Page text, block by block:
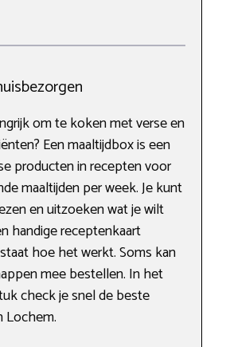
om te koken met verse en
Een maaltijdbox is een
producten in recepten voor
maaltijden per week. Je kunt
en uitzoeken wat je wilt
handige receptenkaart
hoe het werkt. Soms kan
mee bestellen. In het
check je snel de beste
Lochem.